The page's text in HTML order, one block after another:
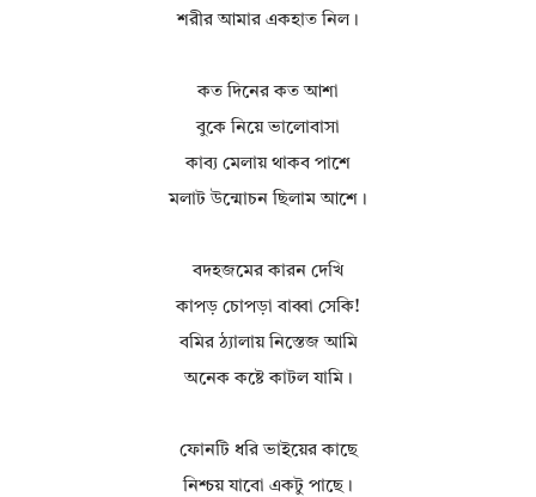
শরীর আমার একহাত নিল।
কত দিনের কত আশা
বুকে নিয়ে ভালোবাসা
কাব্য মেলায় থাকব পাশে
মলাট উন্মোচন ছিলাম আশে।
বদহজমের কারন দেখি
কাপড় চোপড়া বাব্বা সেকি!
বমির ঠ্যালায় নিস্তেজ আমি
অনেক কষ্টে কাটল যামি।
ফোনটি ধরি ভাইয়ের কাছে
নিশ্চয় যাবো একটু পাছে।